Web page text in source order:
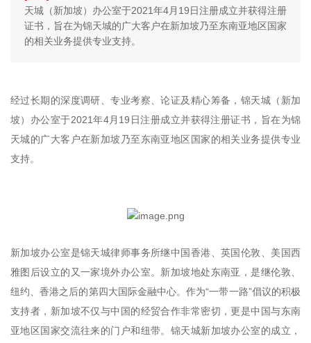
天城（新加坡）办公室于2021年4月19日注册成立并获得注册
证书，旨在为锦天城的广大客户在新加坡乃至东南亚地区国家
的相关业务提供专业支持。
经过长期的深度调研、专业考察、论证及精心筹备，锦天城（新加
坡）办公室于2021年4月19日注册成立并获得注册证书，旨在为锦
天城的广大客户在新加坡乃至东南亚地区国家的相关业务提供专业
支持。
新加坡办公室是锦天城律师事务所继中国香港、英国伦敦、美国西
雅图后设立的又一家境外办公室。新加坡地处东南亚，是继伦敦、
纽约、香港之后的第四大国际金融中心。作为“一带一路”倡议的积极
支持者，新加坡不仅与中国的经贸合作非常密切，更是中国与东南
亚地区国家交流往来的门户和纽带。锦天城新加坡办公室的成立，